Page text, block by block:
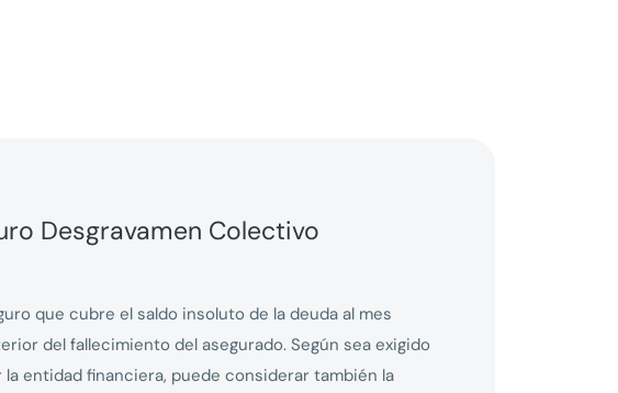
Desgravamen Colectivo
que cubre el saldo insoluto de la deuda al mes
del fallecimiento del asegurado. Según sea exigido
la entidad financiera, puede considerar también la